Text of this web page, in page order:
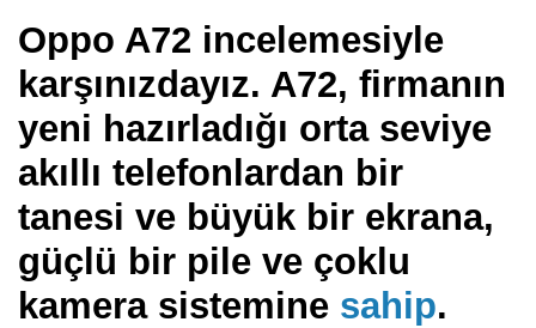
Oppo A72 incelemesiyle
karşınızdayız. A72, firmanın
yeni hazırladığı orta seviye
akıllı telefonlardan bir
tanesi ve büyük bir ekrana,
güçlü bir pile ve çoklu
kamera sistemine sahip.